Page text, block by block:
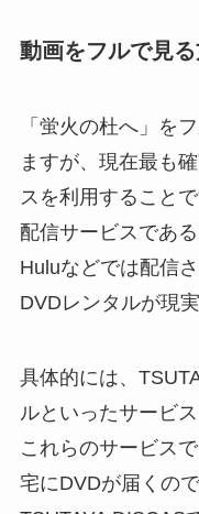
動画をフルで見
「蛍火の杜へ」を
ますが、現在最も
スを利用すること
配信サービスであ
Huluなどでは配信
DVDレンタルが現
具体的には、
ルといったサービ
これらのサービス
宅にDVDが届くの